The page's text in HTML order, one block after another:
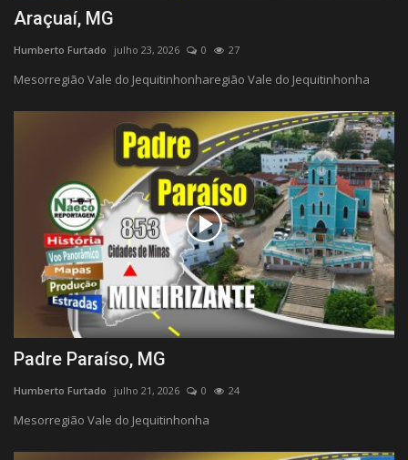
Araçuaí, MG
Humberto Furtado julho 23, 2026 0 27
Mesorregião Vale do Jequitinhonharegião Vale do Jequitinhonha
Padre Paraíso, MG
Humberto Furtado julho 21, 2026 0 24
Mesorregião Vale do Jequitinhonha